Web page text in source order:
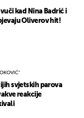
kad Nina Badrić i
Oliverov hit!
svjetskih parova
reakcije